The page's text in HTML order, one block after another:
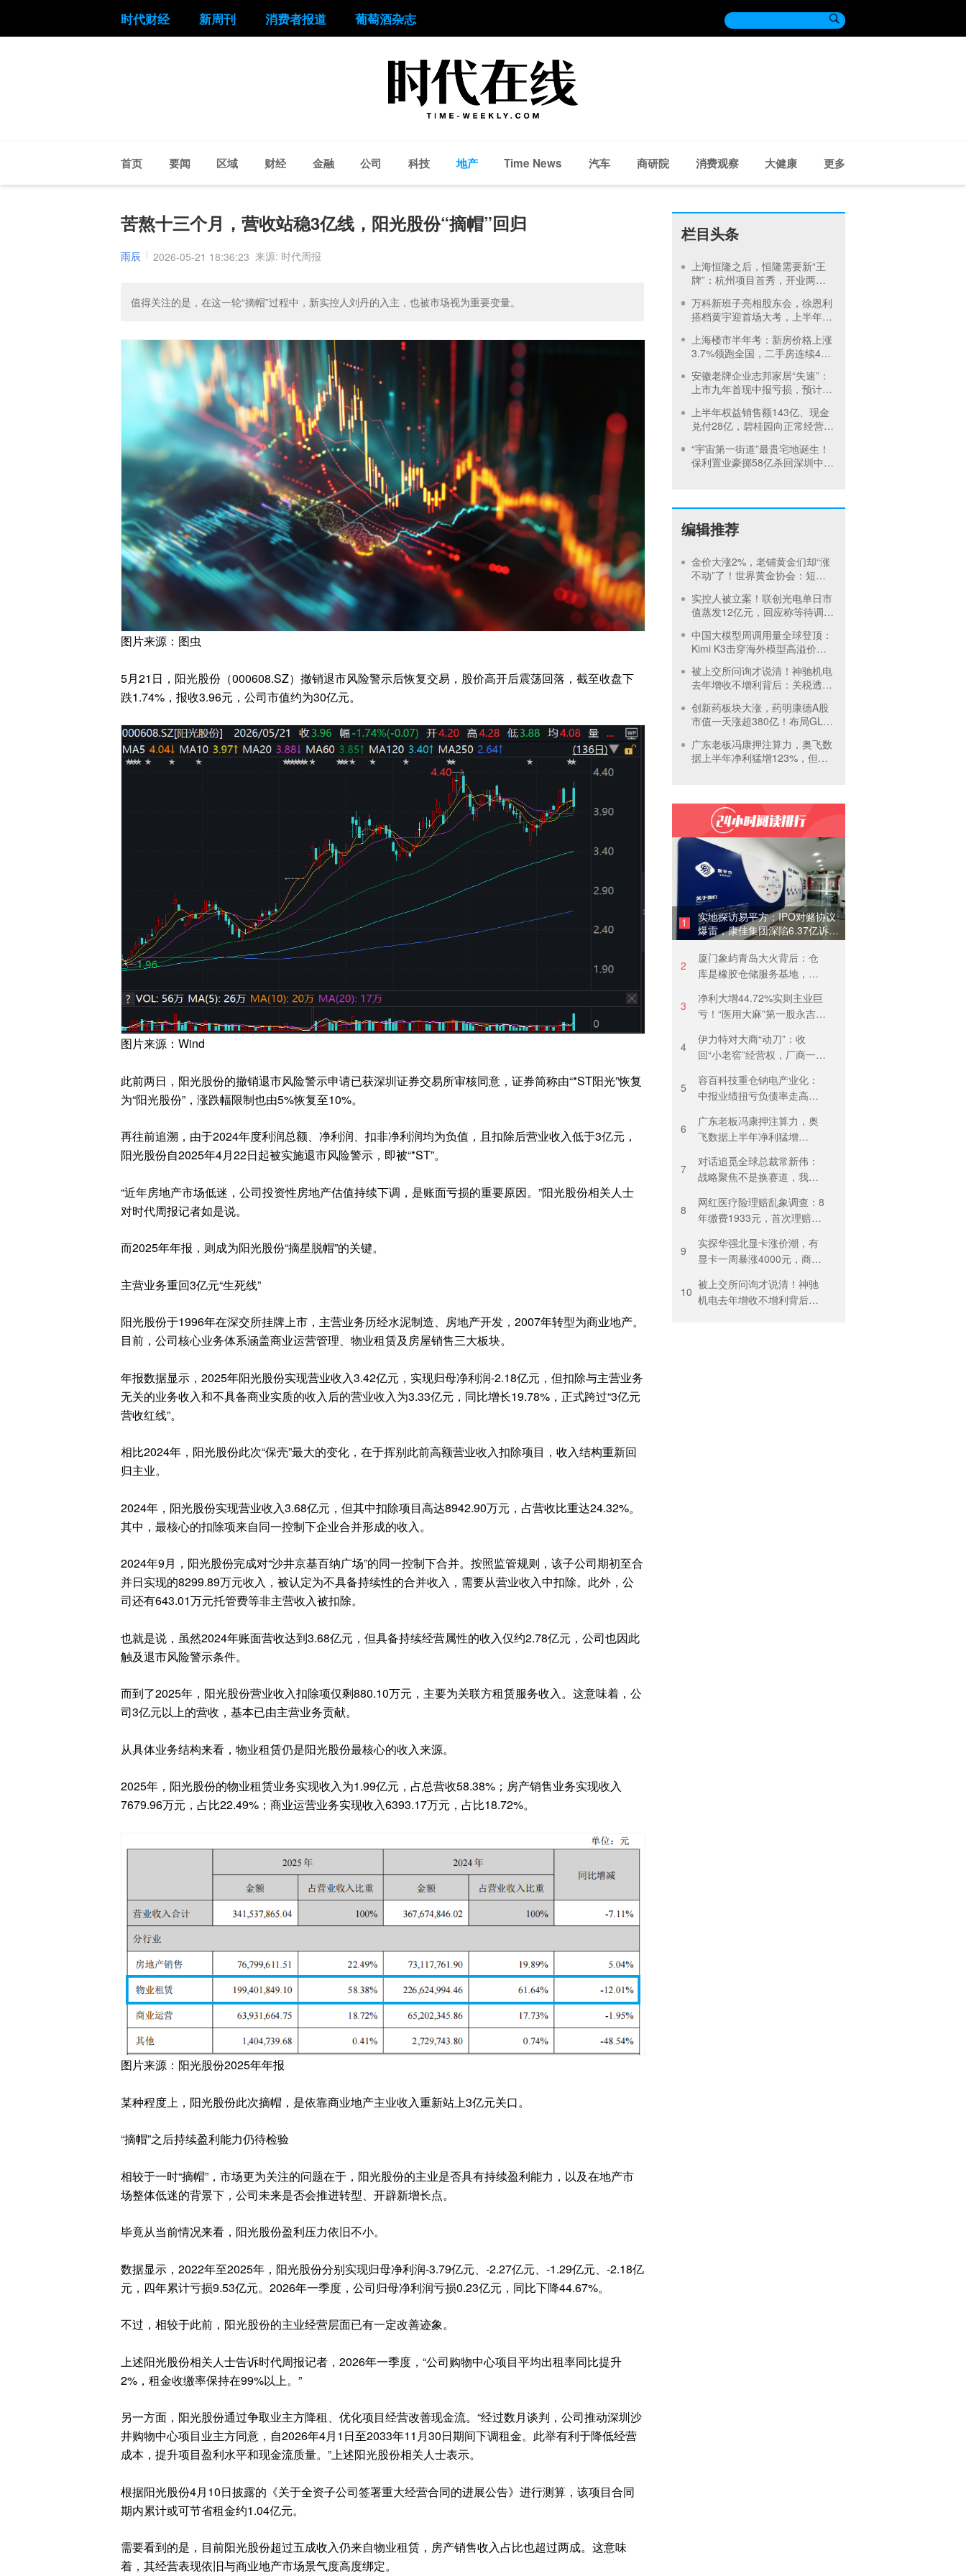
时代财经 新周刊 消费者报道 葡萄酒杂志 
首页 要闻 区域 财经 金融 公司 科技 地产 Time News 汽车 商研院 消费观察 大健康 更多
苦熬十三个月，营收站稳3亿线，阳光股份“摘帽”回归
雨辰 2026-05-21 18:36:23 来源: 时代周报
值得关注的是，在这一轮“摘帽”过程中，新实控人刘丹的入主，也被市场视为重要变量。
图片来源：图虫
5月21日，阳光股份（000608.SZ）撤销退市风险警示后恢复交易，股价高开后震荡回落，截至收盘下
跌1.74%，报收3.96元，公司市值约为30亿元。
图片来源：Wind
此前两日，阳光股份的撤销退市风险警示申请已获深圳证券交易所审核同意，证券简称由“*ST阳光”恢复
为“阳光股份”，涨跌幅限制也由5%恢复至10%。
再往前追溯，由于2024年度利润总额、净利润、扣非净利润均为负值，且扣除后营业收入低于3亿元，
阳光股份自2025年4月22日起被实施退市风险警示，即被“*ST”。
“近年房地产市场低迷，公司投资性房地产估值持续下调，是账面亏损的重要原因。”阳光股份相关人士
对时代周报记者如是说。
而2025年年报，则成为阳光股份“摘星脱帽”的关键。
主营业务重回3亿元“生死线”
阳光股份于1996年在深交所挂牌上市，主营业务历经水泥制造、房地产开发，2007年转型为商业地产。
目前，公司核心业务体系涵盖商业运营管理、物业租赁及房屋销售三大板块。
年报数据显示，2025年阳光股份实现营业收入3.42亿元，实现归母净利润-2.18亿元，但扣除与主营业务
无关的业务收入和不具备商业实质的收入后的营业收入为3.33亿元，同比增长19.78%，正式跨过“3亿元
营收红线”。
相比2024年，阳光股份此次“保壳”最大的变化，在于挥别此前高额营业收入扣除项目，收入结构重新回
归主业。
2024年，阳光股份实现营业收入3.68亿元，但其中扣除项目高达8942.90万元，占营收比重达24.32%。
其中，最核心的扣除项来自同一控制下企业合并形成的收入。
2024年9月，阳光股份完成对“沙井京基百纳广场”的同一控制下合并。按照监管规则，该子公司期初至合
并日实现的8299.89万元收入，被认定为不具备持续性的合并收入，需要从营业收入中扣除。此外，公
司还有643.01万元托管费等非主营收入被扣除。
也就是说，虽然2024年账面营收达到3.68亿元，但具备持续经营属性的收入仅约2.78亿元，公司也因此
触及退市风险警示条件。
而到了2025年，阳光股份营业收入扣除项仅剩880.10万元，主要为关联方租赁服务收入。这意味着，公
司3亿元以上的营收，基本已由主营业务贡献。
从具体业务结构来看，物业租赁仍是阳光股份最核心的收入来源。
2025年，阳光股份的物业租赁业务实现收入为1.99亿元，占总营收58.38%；房产销售业务实现收入
7679.96万元，占比22.49%；商业运营业务实现收入6393.17万元，占比18.72%。
图片来源：阳光股份2025年年报
某种程度上，阳光股份此次摘帽，是依靠商业地产主业收入重新站上3亿元关口。
“摘帽”之后持续盈利能力仍待检验
相较于一时“摘帽”，市场更为关注的问题在于，阳光股份的主业是否具有持续盈利能力，以及在地产市
场整体低迷的背景下，公司未来是否会推进转型、开辟新增长点。
毕竟从当前情况来看，阳光股份盈利压力依旧不小。
数据显示，2022年至2025年，阳光股份分别实现归母净利润-3.79亿元、-2.27亿元、-1.29亿元、-2.18亿
元，四年累计亏损9.53亿元。2026年一季度，公司归母净利润亏损0.23亿元，同比下降44.67%。
不过，相较于此前，阳光股份的主业经营层面已有一定改善迹象。
上述阳光股份相关人士告诉时代周报记者，2026年一季度，“公司购物中心项目平均出租率同比提升
2%，租金收缴率保持在99%以上。”
另一方面，阳光股份通过争取业主方降租、优化项目经营改善现金流。“经过数月谈判，公司推动深圳沙
井购物中心项目业主方同意，自2026年4月1日至2033年11月30日期间下调租金。此举有利于降低经营
成本，提升项目盈利水平和现金流质量。”上述阳光股份相关人士表示。
根据阳光股份4月10日披露的《关于全资子公司签署重大经营合同的进展公告》进行测算，该项目合同
期内累计或可节省租金约1.04亿元。
需要看到的是，目前阳光股份超过五成收入仍来自物业租赁，房产销售收入占比也超过两成。这意味
着，其经营表现依旧与商业地产市场景气度高度绑定。
栏目头条
上海恒隆之后，恒隆需要新“王
牌”：杭州项目首秀，开业两个
万科新班子亮相股东会，徐恩利
搭档黄宇迎首场大考，上半年预
上海楼市半年考：新房价格上涨
3.7%领跑全国，二手房连续4个
安徽老牌企业志邦家居“失速”：
上市九年首现中报亏损，预计最
上半年权益销售额143亿、现金
兑付28亿，碧桂园向正常经营切
“宇宙第一街道”最贵宅地诞生！
保利置业豪掷58亿杀回深圳中
编辑推荐
金价大涨2%，老铺黄金们却“涨
不动”了！世界黄金协会：短期
实控人被立案！联创光电单日市
值蒸发12亿元，回应称等待调查
中国大模型周调用量全球登顶：
Kimi K3击穿海外模型高溢价壁
被上交所问询才说清！神驰机电
去年增收不增利背后：关税透支
创新药板块大涨，药明康德A股
市值一天涨超380亿！布局GLP-
广东老板冯康押注算力，奥飞数
据上半年净利猛增123%，但总
1
实地探访易平方：IPO对赌协议
爆雷，康佳集团深陷6.37亿诉讼
泥潭
2
厦门象屿青岛大火背后：仓
库是橡胶仓储服务基地，当
进行安全管理培训
3
净利大增44.72%实则主业巨
亏！“医用大麻”第一股永吉股
收益“保盈”
4
伊力特对大商“动刀”：收
回“小老窖”经营权，厂商一体
5
容百科技重仓钠电产业化：
中报业绩扭亏负债率走高，
6
广东老板冯康押注算力，奥
飞数据上半年净利猛增
元
7
对话追觅全球总裁常新伟：
战略聚焦不是换赛道，我们
8
网红医疗险理赔乱象调查：8
年缴费1933元，首次理赔被
出”困住投保人
9
实探华强北显卡涨价潮，有
显卡一周暴涨4000元，商
10
被上交所问询才说清！神驰
机电去年增收不增利背后：